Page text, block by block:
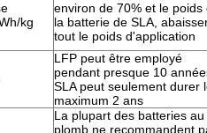
kg
environ de 70% et le poids
la batterie de SLA,
tout le poids d'application
LFP peut être employé
pendant presque 10
SLA peut seulement durer
maximum 2 ans
La plupart des batteries au
plomb ne recommandent